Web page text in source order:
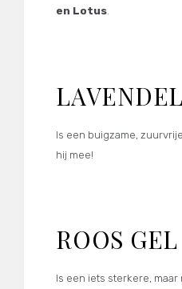
en Lotus.
Is een buigzame,
hij mee!
ROOS GEL
Is een iets sterkere,